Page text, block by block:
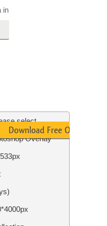
in
select
Overlay
Download Free Overlay